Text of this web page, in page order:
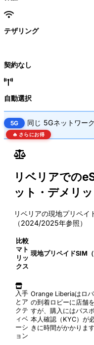
テザリング
契約なし
自動選択
5G 同じ 5Gネットワーク
🔥 さらにお得
リベリアでの
ット・デメリッ
リベリアの現地プリペ
（2024/2025年参照）
比較
マト
リッ
クス
現地プリペイドSIM（
入手
とア
クテ
ィベ
ーシ
ョン
Orange Liberiaはロ
の到着ロビーに店舗
すが、購入にはパス
本人確認（KYC）が
きに時間がかかります